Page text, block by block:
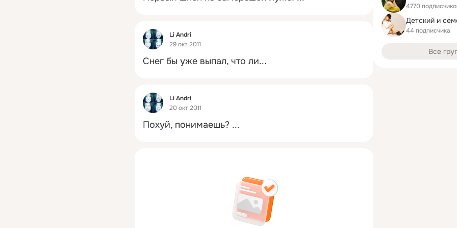
Фид
Li Andri
29 окт 2011
Снег бы уже выпал, что ли...
Фид
Li Andri
20 окт 2011
Похуй, понимаешь? ...
4770
44 подписчика
Все